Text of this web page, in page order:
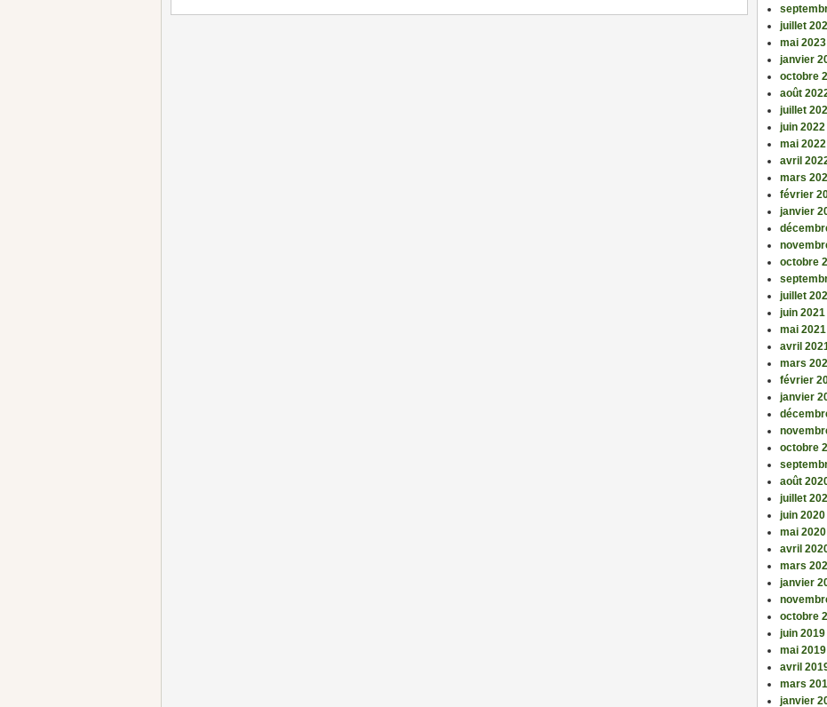
juillet
mai 2023
janvier
octobre
août
juillet
juin 2022
mai 2022
avril
mars
février
janvier
octobre
juillet
juin 2021
mai 2021
avril
mars
février
janvier
octobre
août
juillet
juin 2020
mai 2020
avril
mars
janvier
octobre
juin 2019
mai 2019
avril
mars
janvier